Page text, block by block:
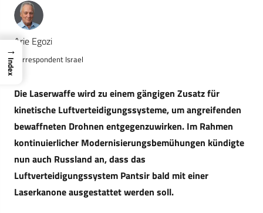
Arie Egozi
Korrespondent Israel
Die Laserwaffe wird zu einem gängigen Zusatz für
kinetische Luftverteidigungssysteme, um angreifenden
bewaffneten Drohnen entgegenzuwirken. Im Rahmen
kontinuierlicher Modernisierungsbemühungen kündigte
nun auch Russland an, dass das
Luftverteidigungssystem Pantsir bald mit einer
Laserkanone ausgestattet werden soll.
→
Index